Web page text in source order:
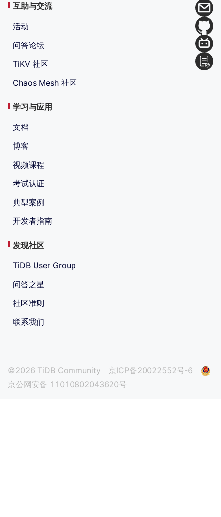
互助与交流
活动
问答论坛
TiKV 社区
Chaos Mesh 社区
学习与应用
文档
博客
视频课程
考试认证
典型案例
开发者指南
发现社区
TiDB User Group
问答之星
社区准则
联系我们
©2026 TiDB Community
京ICP备20022552号-6
京公网安备 11010802043620号